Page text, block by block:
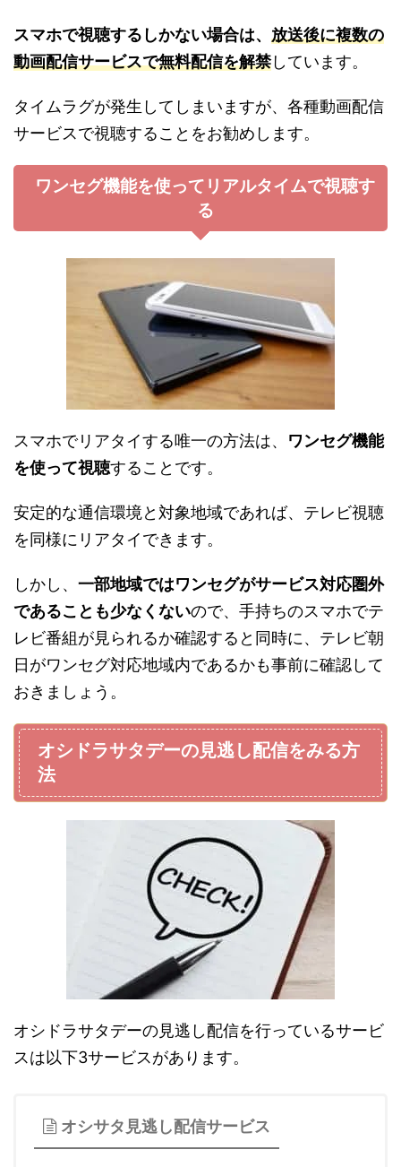
スマホで視聴するしかない場合は、 放送後に複数の
動画配信サービスで無料配信を解禁しています。
タイムラグが発生してしまいますが、各種動画配信
サービスで視聴することをお勧めします。
ワンセグ機能を使ってリアルタイムで視聴す
る
スマホでリアタイする唯一の方法は、 ワンセグ機能
を使って視聴することです。
安定的な通信環境と対象地域であれば、テレビ視聴
を同様にリアタイできます。
しかし、 一部地域ではワンセグがサービス対応圏外
であることも少なくないので、手持ちのスマホでテ
レビ番組が見られるか確認すると同時に、テレビ朝
日がワンセグ対応地域内であるかも事前に確認して
おきましょう。
オシドラサタデーの見逃し配信をみる方
法
オシドラサタデーの見逃し配信を行っているサービ
スは以下3サービスがあります。
オシサタ見逃し配信サービス